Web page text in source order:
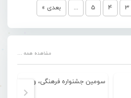
3
4
5
... بعدی »
مشاهده همه …